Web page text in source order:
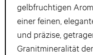
gelbfruchtigen
einer feinen,
und präzise,
Granitmineralität